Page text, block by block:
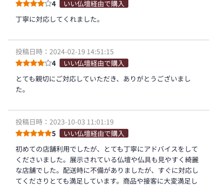
4
いい仏壇経由で購入
丁寧に対応してくれました。
投稿日時：2024-02-19 14:51:15
4
いい仏壇経由で購入
とても親切にご対応していただき、ありがとうございまし
た。
投稿日時：2023-10-03 11:01:19
5
いい仏壇経由で購入
初めての店舗利用でしたが、とても丁寧にアドバイスをして
くださいました。展示されている仏壇や仏具も見やすく綺麗
な店舗でした。配送時に不備がありましたが、すぐに対応し
てくださりとても満足しています。商品や接客に大変満足し